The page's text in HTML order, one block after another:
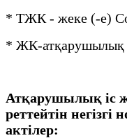
* ТЖК - жеке (-е)
* ЖК-атқарушылық
Атқарушылық іс
реттейтін
актілер: